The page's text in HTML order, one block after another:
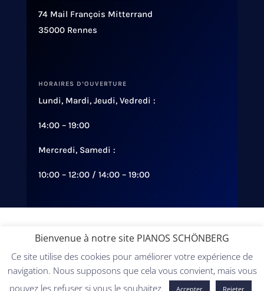
74 Mail François Mitterrand
35000 Rennes
HORAIRES D’OUVERTURE
Lundi, Mardi, Jeudi, Vedredi :
14:00 – 19:00
Mercredi, Samedi :
10:00 – 12:00 / 14:00 – 19:00
Conception :Diginsol
©Tous droits réservés PIANOS-SCHÖNBERG 2021-
2026
Bienvenue à notre site PIANOS SCHÖNBERG
Ce site utilise des cookies pour améliorer votre expérience de
navigation. Nous supposons que cela vous convient, mais vous
pouvez les refuser si vous le souhaitez.
Accepter Rejeter